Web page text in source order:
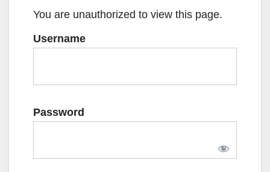
You are unauthorized to view this page.
Username
Password